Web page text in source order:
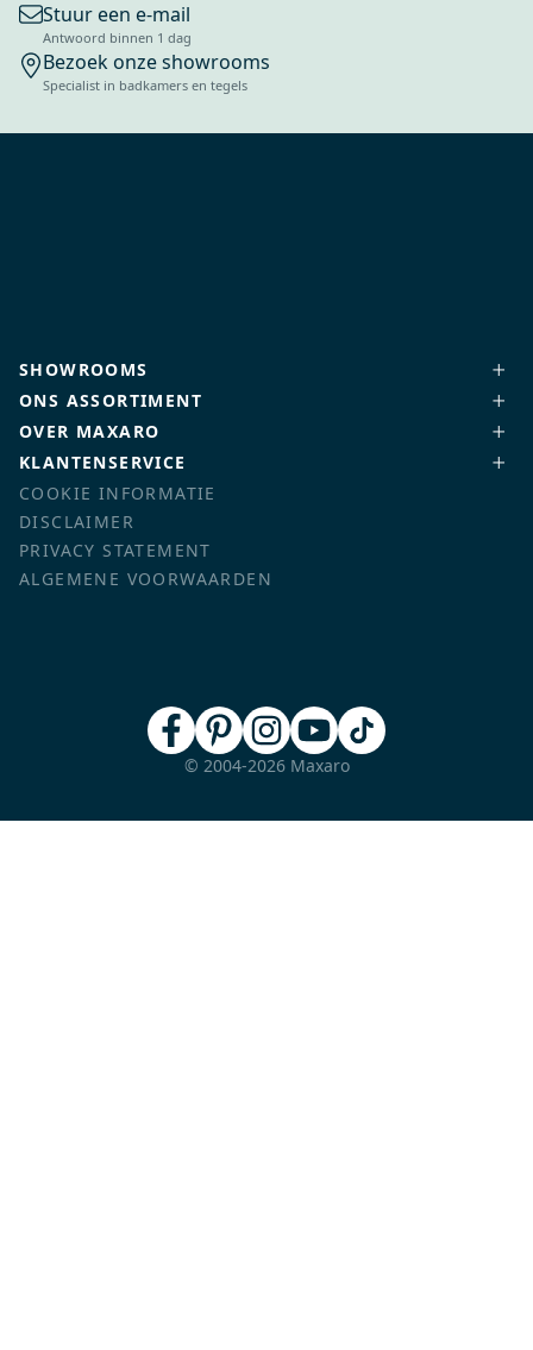
Stuur een e-mail
Antwoord binnen 1 dag
Bezoek onze showrooms
Specialist in badkamers en tegels
SHOWROOMS
ONS ASSORTIMENT
OVER MAXARO
KLANTENSERVICE
COOKIE INFORMATIE
DISCLAIMER
PRIVACY STATEMENT
ALGEMENE VOORWAARDEN
© 2004-2026 Maxaro